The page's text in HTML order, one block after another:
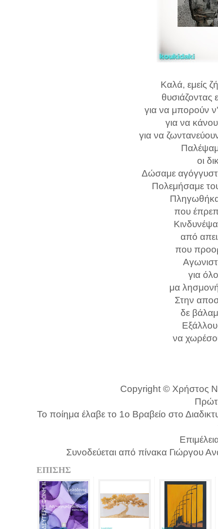
Καλά, εμείς
θυσιάζοντας
για να μπορούν
για να
για να
οι
Δώσαμε
Πολεμήσαμε
που
από
που
για
μα
Στην
δε
να
Copyright © Χρήστος
Το ποίημα έλαβε το 1ο Βραβείο στο
Συνοδεύεται από πίνακα Γιώργου
ΕΠΙΣΗΣ